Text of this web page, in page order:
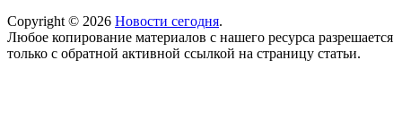
Copyright © 2026 Новости сегодня.
Любое копирование материалов с нашего ресурса разрешается
только с обратной активной ссылкой на страницу статьи.